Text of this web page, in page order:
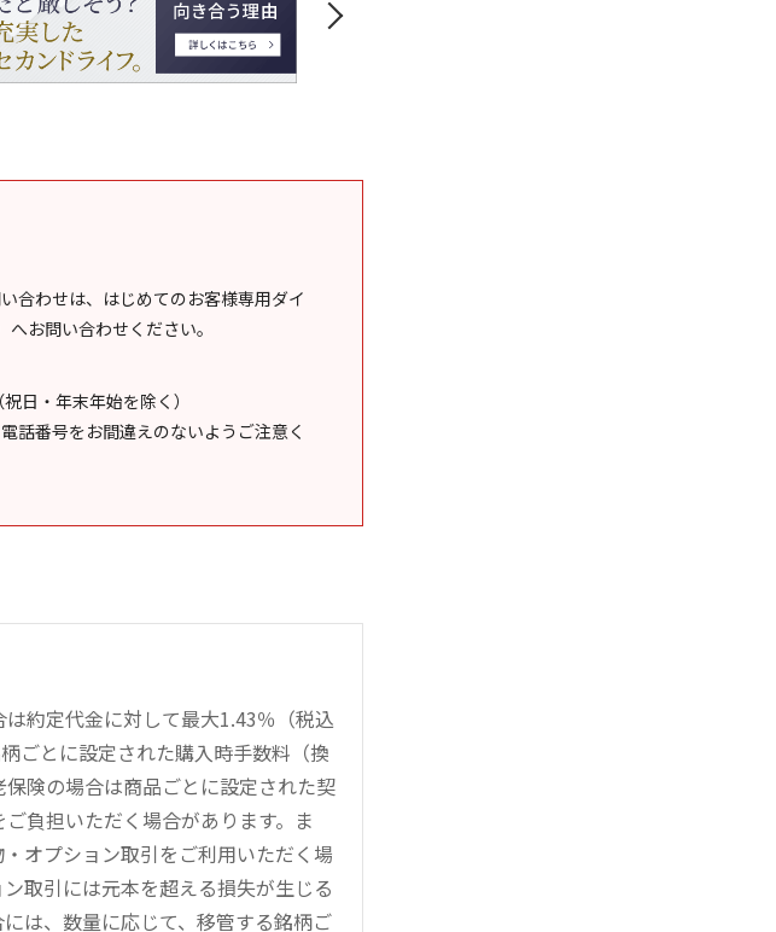
合わせは、はじめてのお客様専用ダイ
へお問い合わせください。
日・年末年始を除く）
話番号をお間違えのないようご注意く
約定代金に対して最大1.43％（税込
ごとに設定された購入時手数料（換
険の場合は商品ごとに設定された契
負担いただく場合があります。ま
オプション取引をご利用いただく場
取引には元本を超える損失が生じる
は、数量に応じて、移管する銘柄ご